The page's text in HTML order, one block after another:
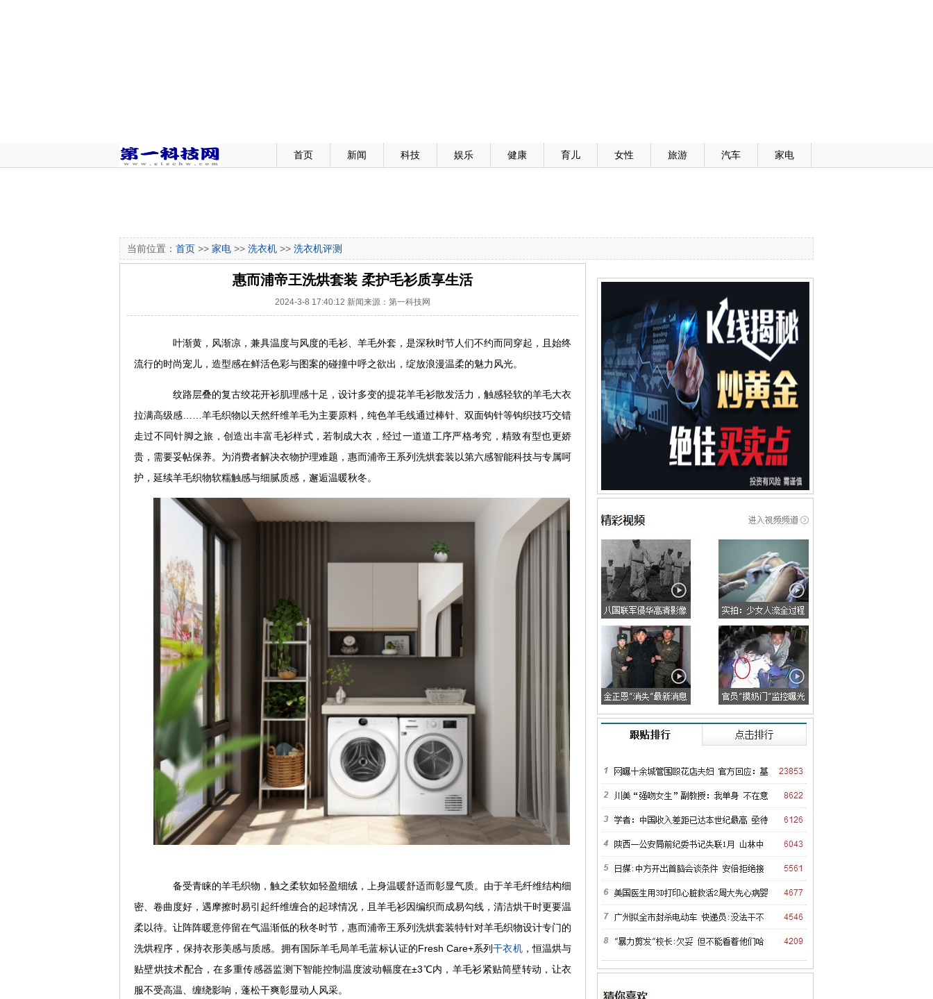
首页 新闻 科技 娱乐 健康 育儿 女性 旅游 汽车 家电
当前位置： 首页 >> 家电 >> 洗衣机 >> 洗衣机评测
惠而浦帝王洗烘套装 柔护毛衫质享生活
2024-3-8 17:40:12 新闻来源：第一科技网
叶渐黄，风渐凉，兼具温度与风度的毛衫、羊毛外套，是深秋时节人们不约而同穿起，且始终
流行的时尚宠儿，造型感在鲜活色彩与图案的碰撞中呼之欲出，绽放浪漫温柔的魅力风光。
纹路层叠的复古绞花开衫肌理感十足，设计多变的提花羊毛衫散发活力，触感轻软的羊毛大衣
拉满高级感……羊毛织物以天然纤维羊毛为主要原料，纯色羊毛线通过棒针、双面钩针等钩织技巧交错
走过不同针脚之旅，创造出丰富毛衫样式，若制成大衣，经过一道道工序严格考究，精致有型也更娇
贵，需要妥帖保养。为消费者解决衣物护理难题，惠而浦帝王系列洗烘套装以第六感智能科技与专属呵
护，延续羊毛织物软糯触感与细腻质感，邂逅温暖秋冬。
备受青睐的羊毛织物，触之柔软如轻盈细绒，上身温暖舒适而彰显气质。由于羊毛纤维结构细
密、卷曲度好，遇摩擦时易引起纤维缠合的起球情况，且羊毛衫因编织而成易勾线，清洁烘干时更要温
柔以待。让阵阵暖意停留在气温渐低的秋冬时节，惠而浦帝王系列洗烘套装特针对羊毛织物设计专门的
洗烘程序，保持衣形美感与质感。拥有国际羊毛局羊毛蓝标认证的Fresh Care+系列干衣机，恒温烘与
贴壁烘技术配合，在多重传感器监测下智能控制温度波动幅度在±3℃内，羊毛衫紧贴筒壁转动，让衣
服不受高温、缠绕影响，蓬松干爽彰显动人风采。